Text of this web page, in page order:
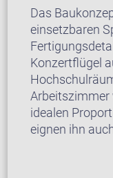
Das
einsetzbaren
Konzertflügel
Arbeitszimmer
idealen
eignen ihn